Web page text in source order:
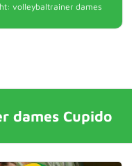
volleybaltrainer dames
dames Cupido